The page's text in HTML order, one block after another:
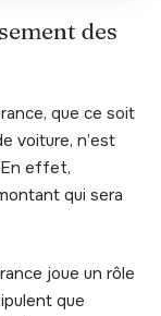
des
que ce soit
voiture, n’est
En effet,
qui sera
joue un rôle
que